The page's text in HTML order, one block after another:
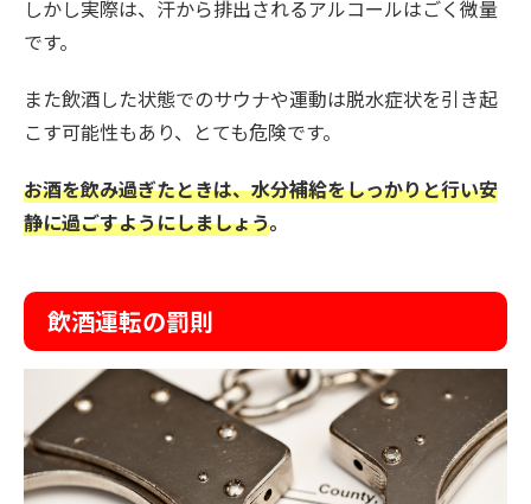
しかし実際は、汗から排出されるアルコールはごく微量
です。
また飲酒した状態でのサウナや運動は脱水症状を引き起
こす可能性もあり、とても危険です。
お酒を飲み過ぎたときは、水分補給をしっかりと行い安
静に過ごすようにしましょう。
飲酒運転の罰則